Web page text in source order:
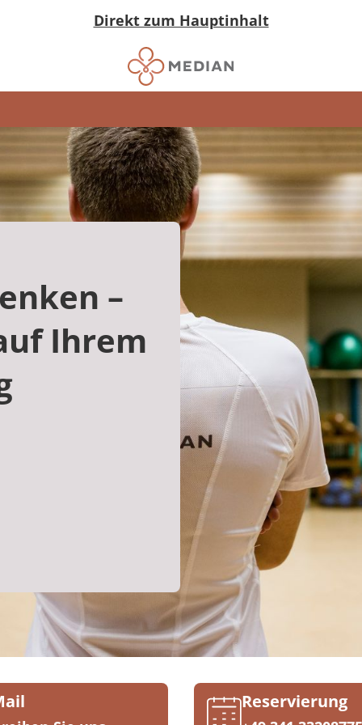
Direkt zum Hauptinhalt
–
Ihrem
Reservierung